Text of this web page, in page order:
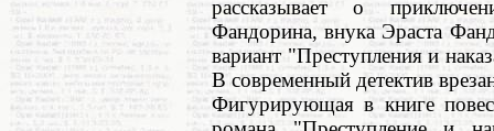
рассказывает о
Фандорина, внука Эраста
вариант "Преступления и
В современный детектив
Фигурирующая в книге